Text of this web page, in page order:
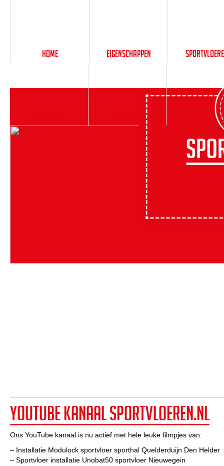
Home Eigenschappen
YouTube kanaal Sportvloeren.nl
Ons YouTube kanaal is nu actief met hele leuke filmpjes van:
– Installatie Modulock sportvloer sporthal Quelderduijn Den Helder
– Sportvloer installatie Unobat50 sportvloer Nieuwegein